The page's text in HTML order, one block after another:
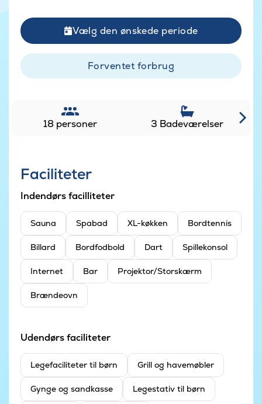
Vælg den ønskede periode
Forventet forbrug
18 personer 3 Badeværelser
Faciliteter
Indendørs facilliteter
Sauna Spabad XL-køkken Bordtennis
Billard Bordfodbold Dart Spillekonsol
Internet Bar Projektor/Storskærm
Brændeovn
Udendørs faciliteter
Legefaciliteter til børn Grill og havemøbler
Gynge og sandkasse Legestativ til børn